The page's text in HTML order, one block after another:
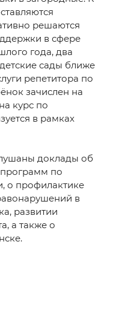
решаются
в сфере
года, два
сады ближе
репетитора по
зачислен на
курс по
в рамках
доклады об
по
о профилактике
в
развитии
а также о